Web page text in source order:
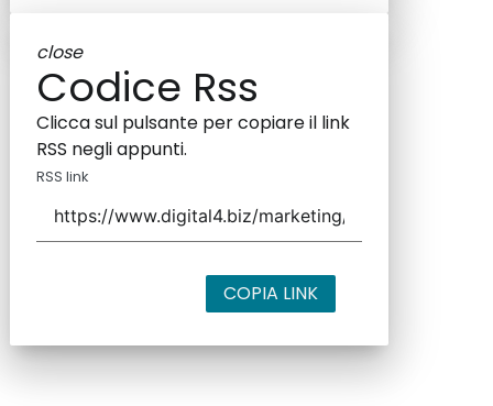
close
Codice Rss
Clicca sul pulsante per copiare il link
RSS negli appunti.
RSS link
COPIA LINK